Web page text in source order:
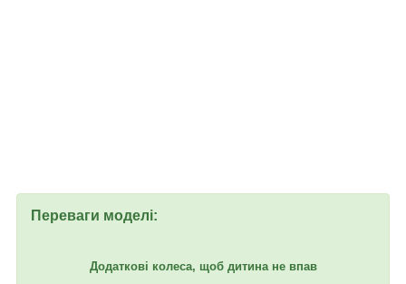
Переваги моделі:
Додаткові колеса, щоб дитина не впав